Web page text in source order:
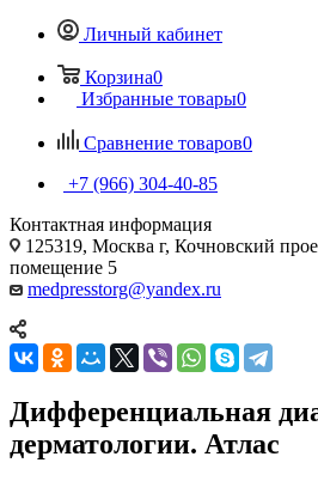
Личный кабинет
Корзина0
Избранные товары0
Сравнение товаров0
+7 (966) 304-40-85
Контактная информация
125319, Москва г, Кочновский
помещение 5
medpresstorg@yandex.ru
Дифференциальная
дерматологии. Атлас